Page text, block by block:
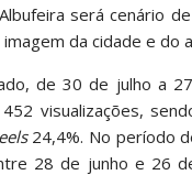
será cenário
da cidade e
de 30 de julho a
visualizações,
24,4%. No período
28 de junho e 26